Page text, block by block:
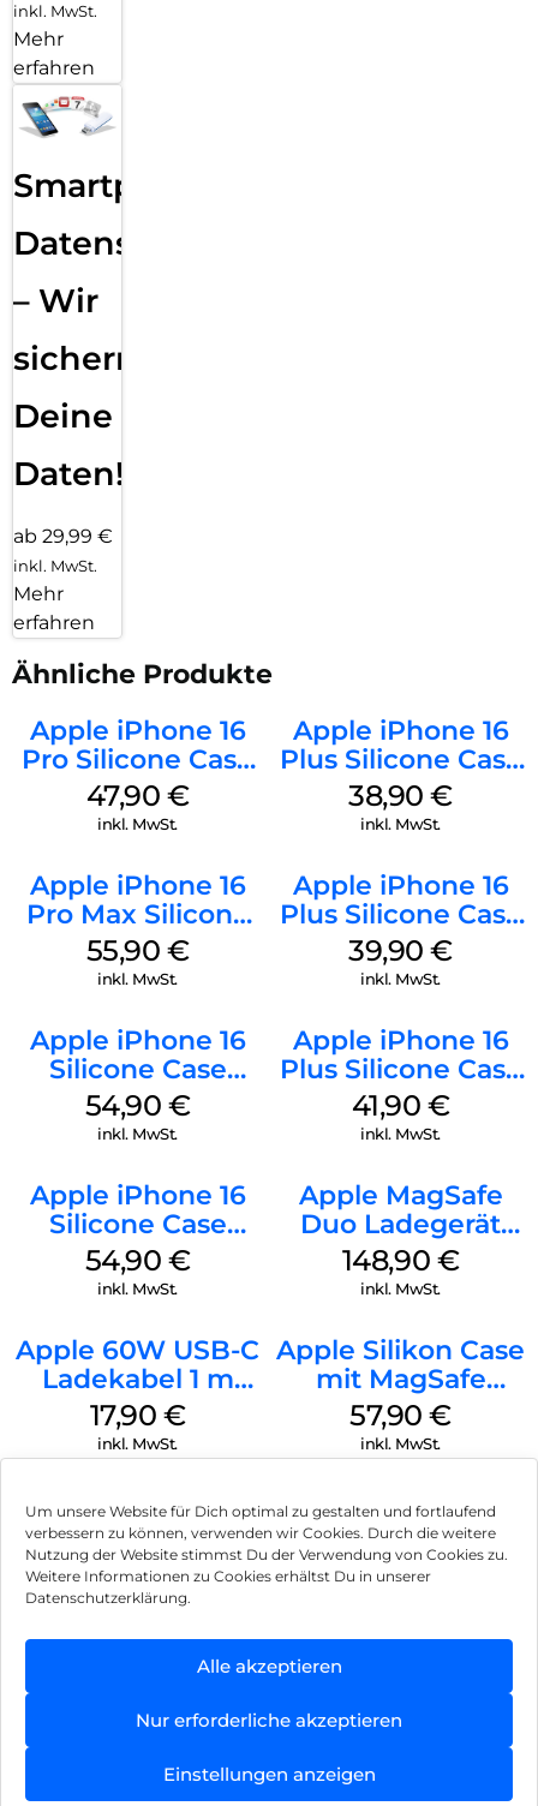
Um unsere Website für Dich optimal zu gestalten und fortlaufend
verbessern zu können, verwenden wir Cookies. Durch die weitere
Nutzung der Website stimmst Du der Verwendung von Cookies zu.
Weitere Informationen zu Cookies erhältst Du in unserer
Datenschutzerklärung.
Alle akzeptieren
Nur erforderliche akzeptieren
Einstellungen anzeigen
inkl. MwSt.
Mehr
erfahren
Smartphone
Datensicherung
– Wir
sichern
Deine
Daten!
ab 29,99 €
inkl. MwSt.
Mehr
erfahren
Ähnliche Produkte
Apple iPhone 16
Pro Silicone Case
MagSafe Denim
47,90 €
inkl. MwSt.
Apple iPhone 16
Plus Silicone Case
MagSafe Denim
38,90€
inkl. MwSt.
Apple iPhone 16
Pro Max Silicone
Case MagSafe
Stone Gray
55,90 €
inkl. MwSt.
Apple iPhone 16
Plus Silicone Case
MagSafe Plum
39,90€
inkl. MwSt.
Apple iPhone 16
Silicone Case
MagSafe Black
54,90 €
inkl. MwSt.
Apple iPhone 16
Plus Silicone Case
MagSafe Stone
Gray
41,90 €
inkl. MwSt.
Apple iPhone 16
Silicone Case
MagSafe Lake
Green
54,90 €
inkl. MwSt.
Apple MagSafe
Duo Ladegerät
Weiß
148,90 €
inkl. MwSt.
Apple 60W USB-C
Ladekabel 1 m
Weiß
17,90 €
inkl. MwSt.
Apple Silikon Case
mit MagSafe
iPhone 14 Pro
(PRODUCT)RED
57,90€
inkl. MwSt.
Impressum
Hinweis zur Batterieentsorgung
Newsletter